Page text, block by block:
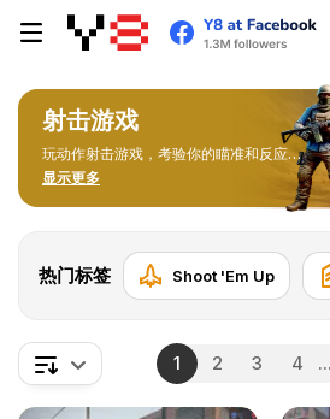
射击游戏
玩动作射击游戏，考验你的瞄准和反应能
力。 从狙击到速战速决，在打斗环境中体
显示更多
热门标签 Shoot 'Em Up
1 2 3 4 ...